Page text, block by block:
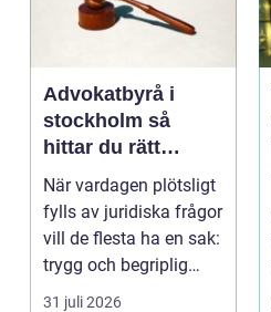
Advokatbyrå i
stockholm så
hittar du rätt
juridisk hjälp
När vardagen plötsligt
fylls av juridiska frågor
vill de flesta ha en sak:
trygg och begriplig
hjälp...
31 juli 2026